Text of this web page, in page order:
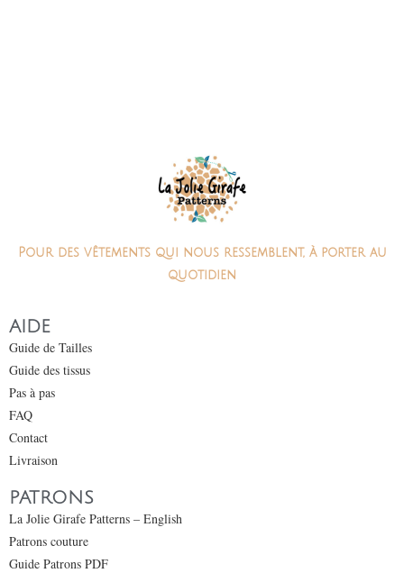
Pour des vêtements qui nous ressemblent, à porter au
quotidien
AIDE
Guide de Tailles
Guide des tissus
Pas à pas
FAQ
Contact
Livraison
PATRONS
La Jolie Girafe Patterns – English
Patrons couture
Guide Patrons PDF